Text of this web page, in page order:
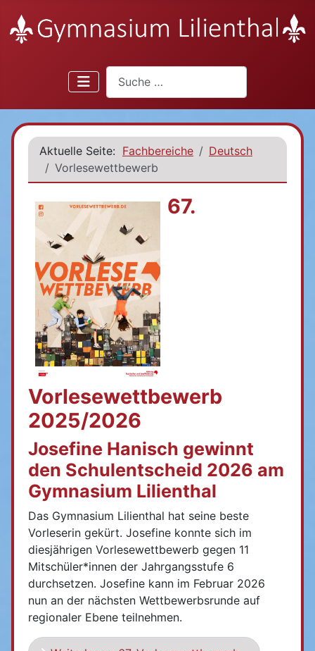
Suchen
Aktuelle Seite: Fachbereiche
Deutsch
Vorlesewettbewerb
67.
Vorlesewettbewerb
2025/2026
Josefine Hanisch gewinnt
den Schulentscheid 2026 am
Gymnasium Lilienthal
Das Gymnasium Lilienthal hat seine beste
Vorleserin gekürt. Josefine konnte sich im
diesjährigen Vorlesewettbewerb gegen 11
Mitschüler*innen der Jahrgangsstufe 6
durchsetzen. Josefine kann im Februar 2026
nun an der nächsten Wettbewerbsrunde auf
regionaler Ebene teilnehmen.